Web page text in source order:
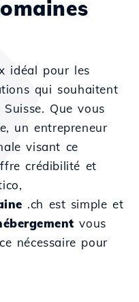
idéal pour les
qui souhaitent
Que vous
un entrepreneur
visant ce
crédibilité et
.ch est simple et
vous
nécessaire pour